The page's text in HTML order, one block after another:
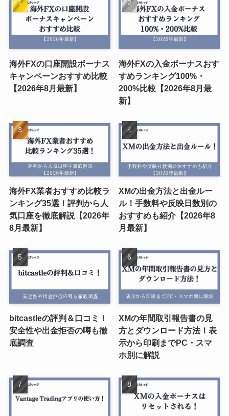
海外FXの口座開設ボーナス
キャンペーンおすすめ比較
【2026年8月最新】
海外FXの入金ボーナスおす
すめランキング100%・
200%比較【2026年8月最
新】
海外FX業者おすすめ比較ラ
ンキング35選！評判から人
気口座を徹底解説【2026年
8月最新】
XMの出金方法と出金ルー
ル！手数料や反映日数別の
おすすめも紹介【2026年8
月最新】
bitcastleの評判＆口コミ！
安全性や出金拒否の噂も徹
底調査
XMの年間取引報告書の見
方とダウンロード方法！表
示から印刷までPC・スマ
ホ別に解説